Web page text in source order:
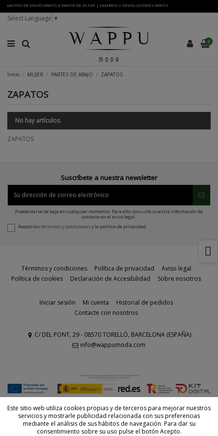
GASTOS DE ENVÍO GRATIS A PARTIR DE 39,90€ | CAMBIOS Y DEVOLUCIONES GRATIS
Select Language ▼
0
Inicio MUJER PARTES DE ABAJO ZAPATOS
ZAPATOS
No hay artículos.
ZAPATOS
Suscríbete a nuestra newsletter
Puede darse de baja en cualquier momento. Para ello, consulte nuestra información de
contacto en el aviso legal.
Acepto lostérminos y condicionesy la política de privacidad
Términos y condiciones Política de privacidad
Aviso legal
Política de cookies
Declaración de Accesibilidad Sobre nosotros
Iniciar sesión Mi cuenta
Historial de pedidos
Contacte con nosotros
C/ DEL PONT, 29 - 08570 TORELLÓ, BARCELONA (ESPAÑA)
info@wappumoda.com
Este sitio web utiliza cookies propias y de terceros para mejorar nuestros
servicios y mostrarle publicidad relacionada con sus preferencias
mediante el análisis de sus hábitos de navegación. Para dar su
consentimiento sobre su uso pulse el botón Acepto.